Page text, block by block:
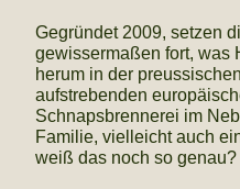
Gegründet 2009, setzen
gewissermaßen fort, was
herum in der
aufstrebenden
Schnapsbrennerei im
Familie, vielleicht auch
weiß das noch so genau?